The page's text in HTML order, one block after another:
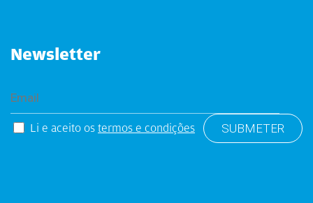
Newsletter
Li e aceito os termos e condições